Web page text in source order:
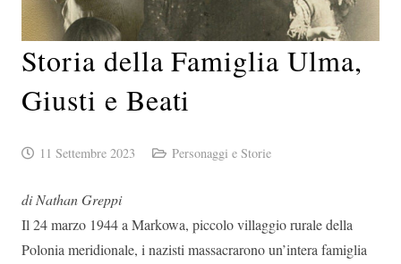
Storia della Famiglia Ulma,
Giusti e Beati
11 Settembre 2023 Personaggi e Storie
di Nathan Greppi
Il 24 marzo 1944 a Markowa, piccolo villaggio rurale della
Polonia meridionale, i nazisti massacrarono un’intera famiglia